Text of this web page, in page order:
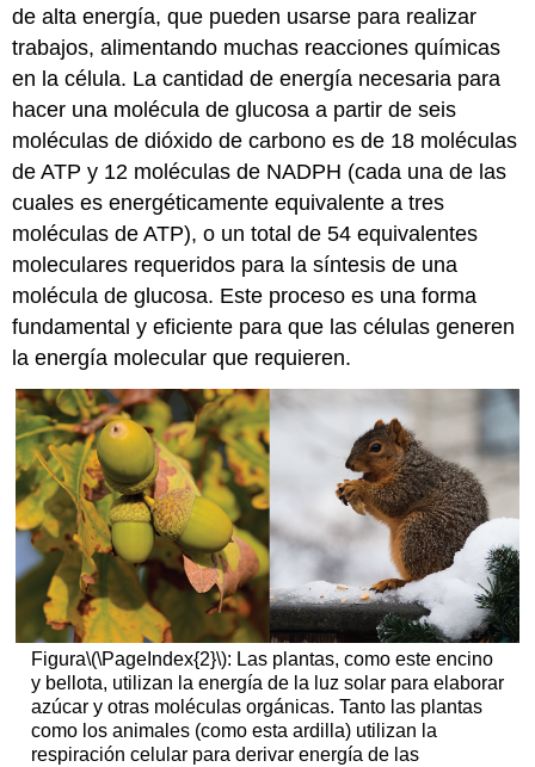
de alta energía, que pueden usarse para realizar
trabajos, alimentando muchas reacciones químicas
en la célula. La cantidad de energía necesaria para
hacer una molécula de glucosa a partir de seis
moléculas de dióxido de carbono es de 18 moléculas
de ATP y 12 moléculas de NADPH (cada una de las
cuales es energéticamente equivalente a tres
moléculas de ATP), o un total de 54 equivalentes
moleculares requeridos para la síntesis de una
molécula de glucosa. Este proceso es una forma
fundamental y eficiente para que las células generen
la energía molecular que requieren.
Figura\(\PageIndex{2}\): Las plantas, como este encino
y bellota, utilizan la energía de la luz solar para elaborar
azúcar y otras moléculas orgánicas. Tanto las plantas
como los animales (como esta ardilla) utilizan la
respiración celular para derivar energía de las